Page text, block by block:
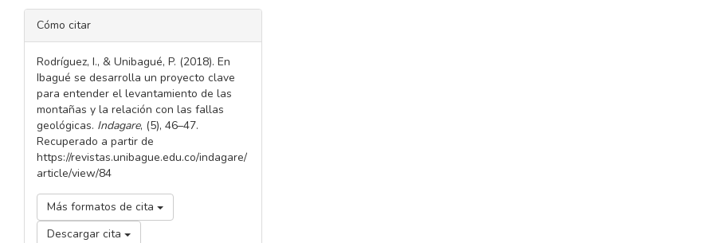
DETALLES
DEL
ARTÍCULO
Cómo citar
Rodríguez, I., & Unibagué, P. (2018). En
Ibagué se desarrolla un proyecto clave
para entender el levantamiento de las
montañas y la relación con las fallas
geológicas. Indagare, (5), 46–47.
Recuperado a partir de
https://revistas.unibague.edu.co/indagare/
article/view/84
Más formatos de cita
Descargar cita